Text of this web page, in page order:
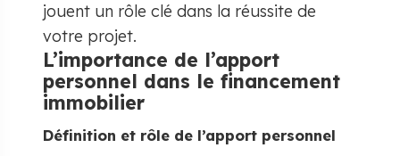
jouent un rôle clé dans la réussite de
votre projet.
L’importance de l’apport
personnel dans le financement
immobilier
Définition et rôle de l’apport personnel